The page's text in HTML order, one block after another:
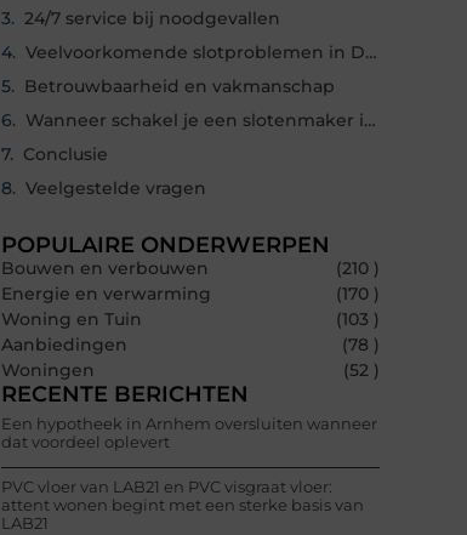
24/7 service bij noodgevallen
Veelvoorkomende slotproblemen in Duiven
Betrouwbaarheid en vakmanschap
Wanneer schakel je een slotenmaker in?
Conclusie
Veelgestelde vragen
POPULAIRE ONDERWERPEN
Bouwen en verbouwen
(210 )
Energie en verwarming
(170 )
Woning en Tuin
(103 )
Aanbiedingen
(78 )
Woningen
(52 )
RECENTE BERICHTEN
Een hypotheek in Arnhem oversluiten wanneer
dat voordeel oplevert
PVC vloer van LAB21 en PVC visgraat vloer:
attent wonen begint met een sterke basis van
LAB21